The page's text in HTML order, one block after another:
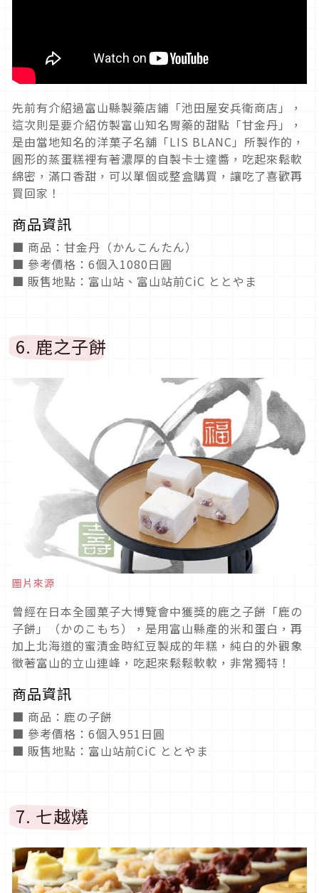
先前有介紹過富山縣製藥店鋪「池田屋安兵衛商店」，
這次則是要介紹仿製富山知名胃藥的甜點「甘金丹」，
是由當地知名的洋菓子名舖「LIS BLANC」所製作的，
圓形的蒸蛋糕裡有著濃厚的自製卡士達醬，吃起來鬆軟
綿密，滿口香甜，可以單個或整盒購買，讓吃了喜歡再
買回家！
商品資訊
■ 商品：甘金丹（かんこんたん）
■ 參考價格：6個入1080日圓
■ 販售地點：富山站、富山站前CiC ととやま
6. 鹿之子餅
圖片來源
曾經在日本全國菓子大博覽會中獲獎的鹿之子餅「鹿の
子餅」（かのこもち），是用富山縣產的米和蛋白，再
加上北海道的蜜漬金時紅豆製成的年糕，純白的外觀象
徵著富山的立山連峰，吃起來鬆鬆軟軟，非常獨特！
商品資訊
■ 商品：鹿の子餅
■ 參考價格：6個入951日圓
■ 販售地點：富山站前CiC ととやま
7. 七越燒